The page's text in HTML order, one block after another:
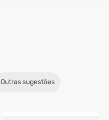
Outras sugestões